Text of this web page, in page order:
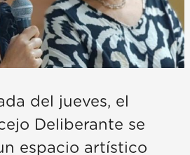
del jueves, el
Deliberante se
espacio artístico